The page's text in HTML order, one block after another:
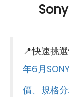
HDR
第一主相機
第一主相機鏡
📍快速挑
年6月
價、規格